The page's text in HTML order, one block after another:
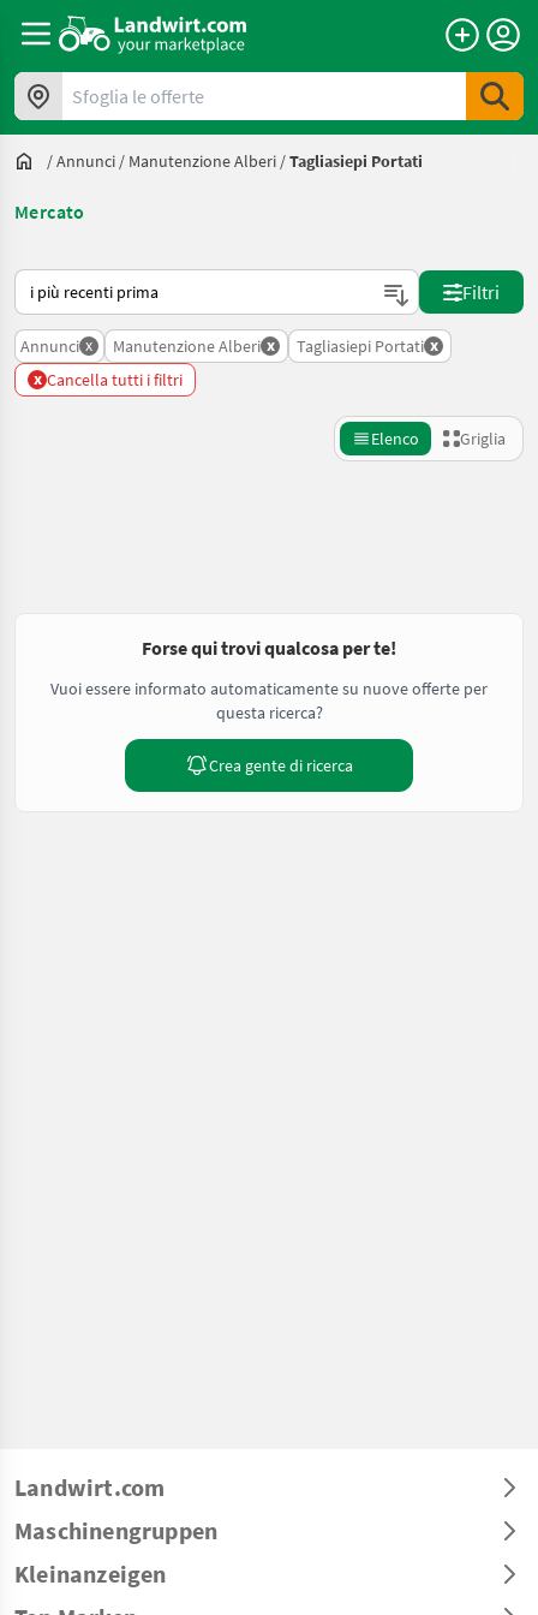
Sfoglia le offerte
/Annunci / Manutenzione Alberi /Tagliasiepi Portati
Mercato
Ecco come viene ordinato su Landwirt.com
Filtri
Annunci x Manutenzione Alberi x Tagliasiepi Portati x
x Cancella tutti i filtri
Elenco Griglia
Forse qui trovi qualcosa per te!
Vuoi essere informato automaticamente su nuove offerte per
questa ricerca?
Crea gente di ricerca
Landwirt.com
Maschinengruppen
Kleinanzeigen